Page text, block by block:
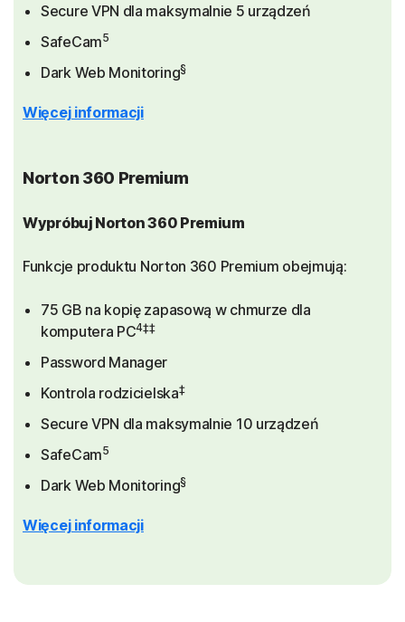
Secure VPN dla maksymalnie 5 urządzeń
SafeCam5
Dark Web Monitoring§
Więcej informacji
Norton 360 Premium
Wypróbuj Norton 360 Premium
Funkcje produktu Norton 360 Premium obejmują:
75 GB na kopię zapasową w chmurze dla
komputera PC4‡‡
Password Manager
Kontrola rodzicielska‡
Secure VPN dla maksymalnie 10 urządzeń
SafeCam5
Dark Web Monitoring§
Więcej informacji